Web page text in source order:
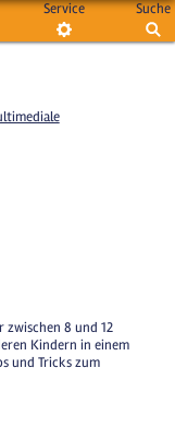
Service Suche
8 und 12
Kindern in einem
und Tricks zum